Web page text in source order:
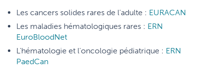
Les cancers solides rares de l'adulte : EURACAN
Les maladies hématologiques rares : ERN
EuroBloodNet
L'hématologie et l'oncologie pédiatrique : ERN
PaedCan